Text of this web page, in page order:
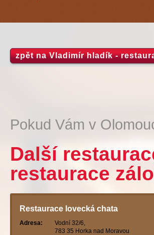
zpět na Vladimír hladík -
Pokud Vám v
Další
restaurace
Restaurace lovecká chata
Adresa:
Vodní 32/6,
783 35 Horka nad Moravou